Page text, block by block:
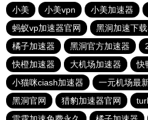
小美
小美vpn 小美加速器
蚂蚁vp加速器官网
黑洞加速下
橘子加速器
黑洞官方加速器
快橙加速器
大机场加速器
快
小猫咪ciash加速器
一元机场最
黑洞官网
猎豹加速器官网